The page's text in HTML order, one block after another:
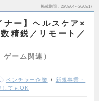
掲載期間 26/08/04～26/08/17
ナー】ヘルスケア×
精鋭／リモート／
ーム関連）
ベンチャー企業
新規事業・
してもOK